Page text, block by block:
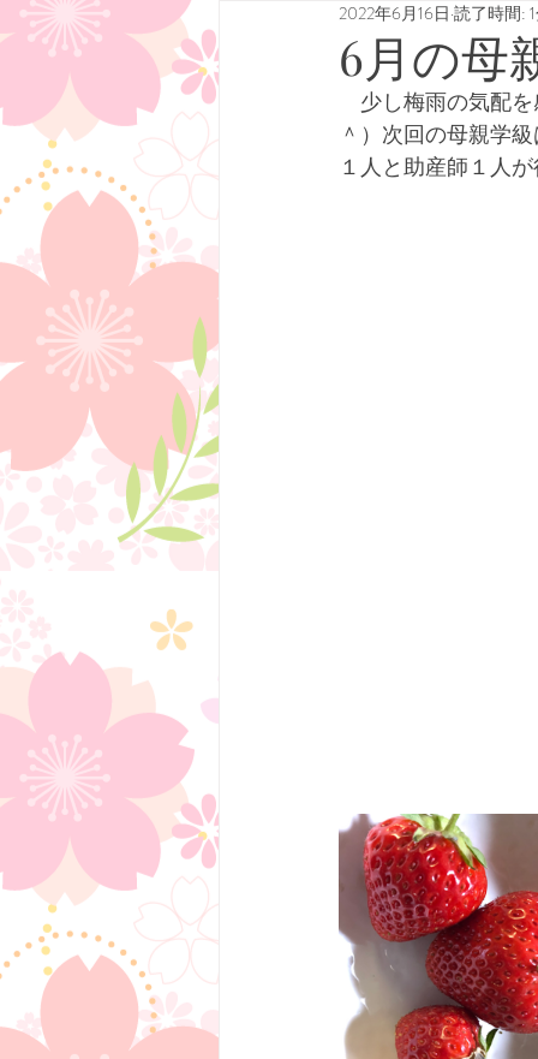
6月の母
2022年6月16日 読了時間:
少し梅雨の気配を
＾）次回の母親学
１人と助産師１人